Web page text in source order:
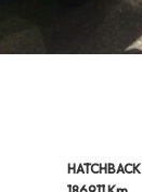
HATCHBACK